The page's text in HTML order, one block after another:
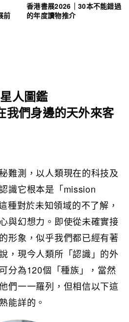
前
香港書展2026｜30本不能錯過
的年度讀物推介
人圖鑑
我們身邊的天外來客
難測，以人類現在的科技及
識它根本是「mission
種對於未知領域的不了解，
與幻想力。即使從未確實接
形象，似乎我們都已經有著
，現今人類所「認識」的外
分為120個「種族」，當然
們一一羅列，但相信以下這
能詳的。